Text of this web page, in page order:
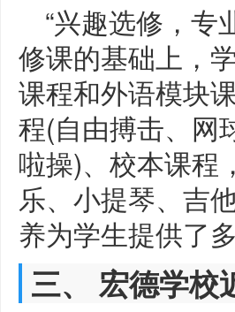
“兴趣选修，专
修课的基础上，
课程和外语模块
程(自由搏击、网
啦操)、校本课程
乐、小提琴、吉
养为学生提供了
三、 宏德学校